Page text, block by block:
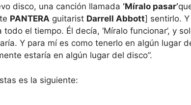
disco, una canción llamada ‘Míralo pasar’
PANTERA guitarist Darrell Abbott] sentirlo. Y
el tiempo. Él decía, ‘Míralo funcionar’, y
Y para mí es como tenerlo en algún lugar
estaría en algún lugar del disco”.
es la siguiente: